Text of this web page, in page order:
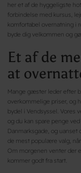
her et af de hyggeligste
forbindelse med kursus,
komfortabel overnatning i
byde dig velkommen og
Et af de
at
Mange gæster leder efter
overkommelige priser, og
bydel i Vendsyssel. Vores
og du kan spare penge
Danmarksgade, og uanset
de mest populære valg,
Om morgenen venter der
kommer godt fra start.